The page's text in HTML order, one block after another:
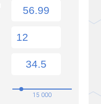
15 000